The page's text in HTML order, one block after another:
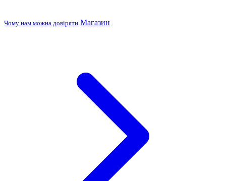
Чому нам можна довіряти Магазин